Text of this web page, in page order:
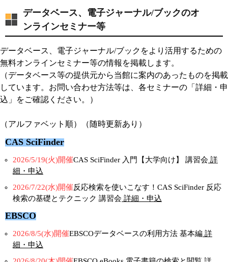
データベース、電子ジャーナル/ブックのオ
ンラインセミナー等
データベース、電子ジャーナル/ブックをより活用するための
無料オンラインセミナー等の情報を掲載します。
（データベース等の提供元から当館に案内のあったものを掲載
しています。お問い合わせ方法等は、各セミナーの「詳細・申
込」をご確認ください。）
（アルファベット順）（随時更新あり）
CAS SciFinder
2026/5/19(火)開催CAS SciFinder 入門【大学向け】 講習会 詳
細・申込
2026/7/22(水)開催反応検索を使いこなす！CAS SciFinder 反応
検索の基礎とテクニック 講習会 詳細・申込
EBSCO
2026/8/5(水)開催EBSCOデータベースの利用方法 基本編 詳
細・申込